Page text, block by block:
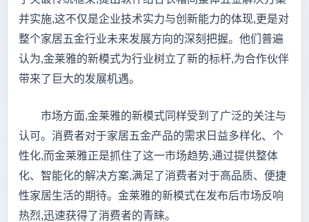
并实施,这不仅是企业技术实力与创新能力的体现,更是对
整个家居五金行业未来发展方向的深刻把握。他们普遍
认为,金莱雅的新模式为行业树立了新的标杆,为合作伙伴
带来了巨大的发展机遇。
市场方面,金莱雅的新模式同样受到了广泛的关注与
认可。消费者对于家居五金产品的需求日益多样化、个
性化,而金莱雅正是抓住了这一市场趋势,通过提供整体
化、智能化的解决方案,满足了消费者对于高品质、便捷
性家居生活的期待。金莱雅的新模式在发布后市场反响
热烈,迅速获得了消费者的青睐。